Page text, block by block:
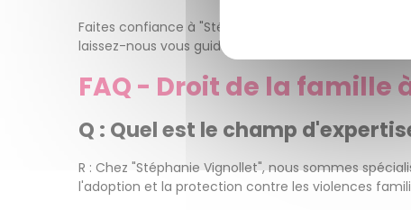
Faites confiance à "Stéphanie Vignollet" pour être
laissez-nous vous guider vers une résolution réussie
FAQ - Droit de la famille
Q : Quel est le champ
R : Chez "Stéphanie Vignollet", nous sommes
l'adoption et la protection contre les violences